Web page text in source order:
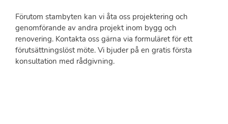
Förutom stambyten kan vi åta oss projektering och
genomförande av andra projekt inom bygg och
renovering. Kontakta oss gärna via formuläret för ett
förutsättningslöst möte. Vi bjuder på en gratis första
konsultation med rådgivning.